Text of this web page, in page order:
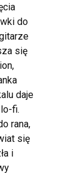
do
się
daje
fi.
rana,
się
i